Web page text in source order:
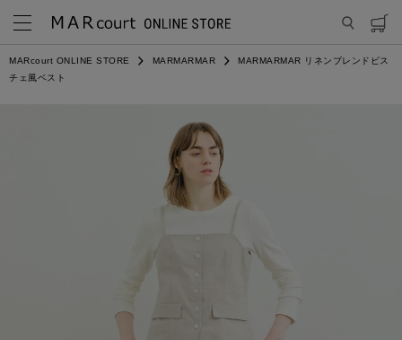
MARcourt ONLINE STORE MARMARMAR
MARMARMAR リネンブレンドビス
チェ風ベスト